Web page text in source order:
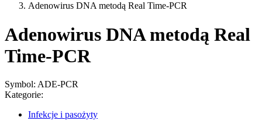
Adenowirus DNA metodą Real Time-PCR
Adenowirus DNA metodą Real
Time-PCR
Symbol: ADE-PCR
Kategorie:
Infekcje i pasożyty